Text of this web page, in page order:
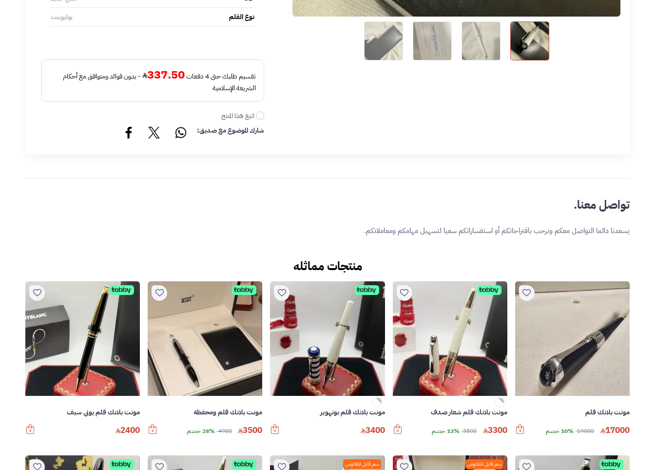
نوع القلم
بولبوينت
تقسيم طلبك حتى 4 دفعات 337.50 - بدون فوائد ومتوافق مع أحكام
الشريعة الإسلامية
اتبع هذا المنتج
شارك الموضوع مع صديق:
تواصل معنا.
يسعدنا دائما التواصل معكم ونرحب باقتراحاتكم أو استفساراتكم سعيا لتسهيل مهامكم ومعاملاتكم.
منتجات مماثله
مونت بلانك قلم
17000
19000 10% خصم
مونت بلانك قلم شعار صدف
3300
3800 13% خصم
مونت بلانك قلم بونهوير
3400
مونت بلانك قلم ومحفظة
3500
4900 28% خصم
مونت بلانك قلم يوني سيف
2400
سعر قابل للتفاوض سعر قابل للتفاوض